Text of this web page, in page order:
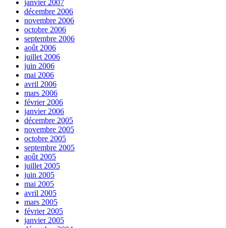
janvier 2007
décembre 2006
novembre 2006
octobre 2006
septembre 2006
août 2006
juillet 2006
juin 2006
mai 2006
avril 2006
mars 2006
février 2006
janvier 2006
décembre 2005
novembre 2005
octobre 2005
septembre 2005
août 2005
juillet 2005
juin 2005
mai 2005
avril 2005
mars 2005
février 2005
janvier 2005